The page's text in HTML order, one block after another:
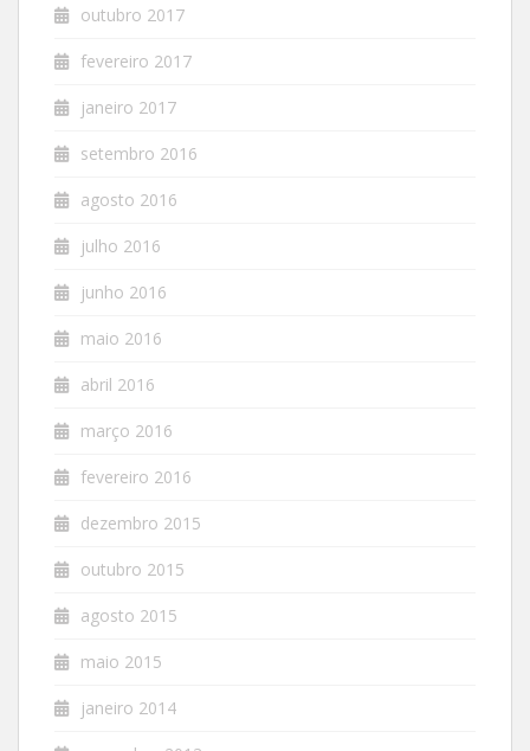
outubro 2017
fevereiro 2017
janeiro 2017
setembro 2016
agosto 2016
julho 2016
junho 2016
maio 2016
abril 2016
março 2016
fevereiro 2016
dezembro 2015
outubro 2015
agosto 2015
maio 2015
janeiro 2014